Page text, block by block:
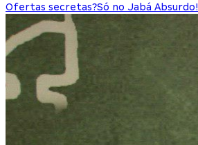
Ofertas secretas?Só no Jabá Absurdo!